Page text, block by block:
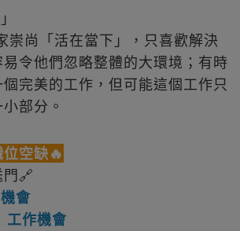
崇尚「活在當下」，只喜歡解決
令他們忽略整體的大環境；有時
完美的工作，但可能這個工作只
部分。
空缺🔥
🔗
會
工作機會